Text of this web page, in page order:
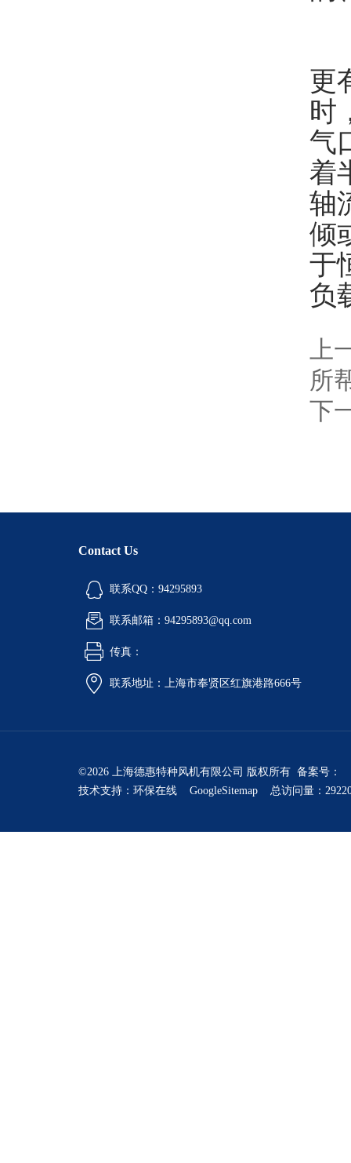
更
时
气
着
轴
倾
于
负
上
所
下
Contact Us
联系QQ：94295893
联系邮箱：94295893@qq.com
传真：
联系地址：上海市奉贤区红旗港路666号
©2026 上海德惠特种风机有限公司 版权所有 备案号：
技术支持： 环保在线 GoogleSitemap 总访问量：